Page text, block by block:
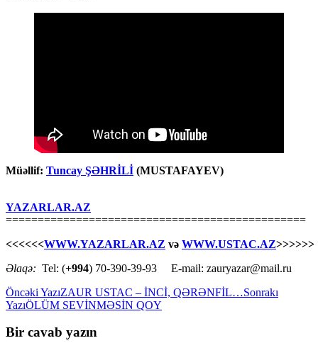
Müəllif: Tuncay ŞƏHRİLİ (MUSTAFAYEV)
YAZARLAR.AZ
===============================================
<<<<<<WWW.YAZARLAR.AZ və WWW.USTAC.AZ>>>>>>
Əlaqə: Tel: (+994) 70-390-39-93 E-mail: zauryazar@mail.ru
Yazılar
üzrə
naviqasiya
Öncəki YazıZAUR USTAC – İNCİ, QƏRƏNFİL…Sonrakı
YazıÖLÜM SEVİNMƏSİN QOY
Bir cavab yazın